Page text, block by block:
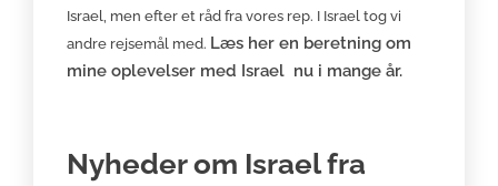
Israel, men efter et råd fra vores rep. I Israel tog vi
andre rejsemål med. Læs her en beretning om
mine oplevelser med Israel nu i mange år.
Nyheder om Israel fra